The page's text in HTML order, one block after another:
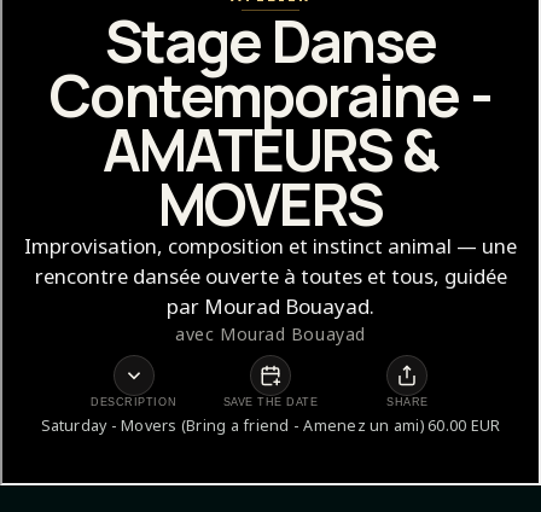
Stage Danse
Contemporaine -
AMATEURS &
MOVERS
Improvisation, composition et instinct animal — une
rencontre dansée ouverte à toutes et tous, guidée
par Mourad Bouayad.
avec Mourad Bouayad
DESCRIPTION SAVE THE DATE SHARE
Saturday - Movers (Bring a friend - Amenez un ami) 60.00 EUR